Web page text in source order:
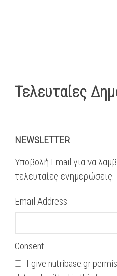
Τελευταίες
NEWSLETTER
Υποβολή Email για να
τελευταίες ενημερώσεις.
Email Address
Consent
I give nutribase.gr